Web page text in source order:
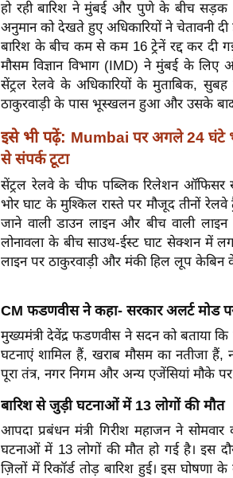
हो रही बारिश ने मुंबई और पुणे के बीच सड़क
अनुमान को देखते हुए अधिकारियों ने चेतावनी
बारिश के बीच कम से कम 16 ट्रेनें रद्द कर दी
मौसम विज्ञान विभाग (IMD) ने मुंबई के
सेंट्रल रेलवे के अधिकारियों के मुताबिक,
ठाकुरवाड़ी के पास भूस्खलन हुआ और उसके
इसे भी पढ़ें: Mumbai पर अगले 24 घंटे
से संपर्क टूटा
सेंट्रल रेलवे के चीफ पब्लिक रिलेशन ऑफिसर
भोर घाट के मुश्किल रास्ते पर मौजूद तीनों
जाने वाली डाउन लाइन और बीच वाली
लोनावला के बीच साउथ-ईस्ट घाट सेक्शन में
लाइन पर ठाकुरवाड़ी और मंकी हिल लूप केबिन
CM फडणवीस ने कहा- सरकार अलर्ट मोड
मुख्यमंत्री देवेंद्र फडणवीस ने सदन को बताया
घटनाएं शामिल हैं, खराब मौसम का नतीजा हैं,
पूरा तंत्र, नगर निगम और अन्य एजेंसियां ​​मौके
बारिश से जुड़ी घटनाओं में 13 लोगों की मौत
आपदा प्रबंधन मंत्री गिरीश महाजन ने
घटनाओं में 13 लोगों की मौत हो गई है। इस
ज़िलों में रिकॉर्ड तोड़ बारिश हुई। इस